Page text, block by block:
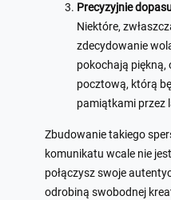
Precyzyjnie
Niektóre,
zdecydowanie
pokochają piękną,
pocztową, którą
pamiątkami przez
Zbudowanie takiego
komunikatu wcale nie
połączysz swoje
odrobiną swobodnej